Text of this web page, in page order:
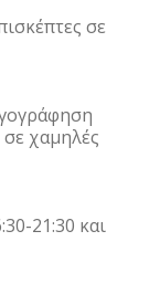
σε
χαμηλές
21:30 και